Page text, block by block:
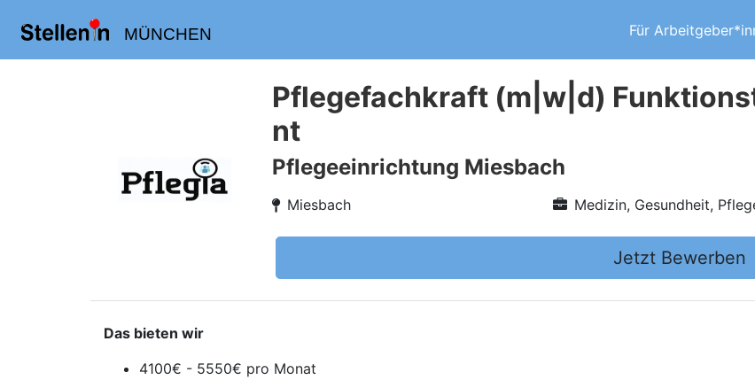
MÜNCHEN Für
Pflegefachkraft (m|w|d)
nt
Pflegeeinrichtung Miesbach
Miesbach Medizin, Gesundheit,
Jetzt Bewerben
Das bieten wir
4100€ - 5550€ pro Monat